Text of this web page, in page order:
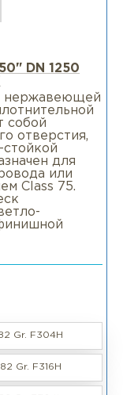
DN 1250
нержавеющей
собой
отверстия,
стойкой
для
или
Class 75.
Gr. F304H
Gr. F316H